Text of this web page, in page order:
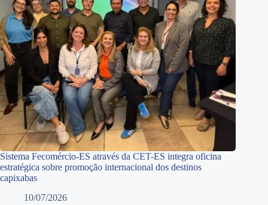
Sistema Fecomércio-ES através da CET-ES integra oficina
estratégica sobre promoção internacional dos destinos
capixabas
10/07/2026